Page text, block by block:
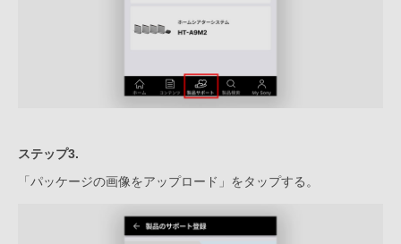
ステップ3.
「パッケージの画像をアップロード」をタップする。